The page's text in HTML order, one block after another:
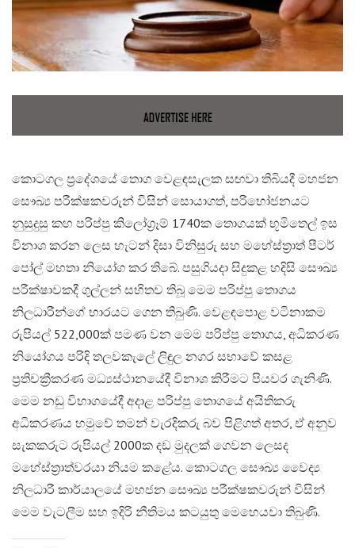
කොටගල ප්‍රදේශයේ තොග වෙළඳසැලක සඟවා තිබියදී මහජන
සෞඛ්‍ය පරීක්ෂකවරුන් විසින් සොයාගත්, පරිභෝජනයට
නුසුදුසු කහ පරිප්පු කිලෝග්‍රෑම් 1740ක තොගයක් භූමිතෙල් ඉස
විනාශ කරන ලෙස හැටන් දිසා විනිසුරු සහ මහේස්ත්‍රාත් පීටර්
පෝල් මහතා නියෝග කර තිබේ. පසුගියදා සිදුකළ හදිසි සෞඛ්‍ය
පරීක්ෂාවකදී ගුල්ලන් සහිතව තිබූ මෙම පරිප්පු තොගය
නිලධාරීන්ගේ භාරයට ගෙන තිබුණි. වෙළඳපොළ වටිනාකම
රුපියල් 522,000ක් පමණ වන මෙම පරිප්පු තොගය, අධිකරණ
නියෝගය පරිදි තලවකැලේ ලිඳුල නගර සභාවේ කසළ
ප්‍රතිචක්‍රීකරණ මධ්‍යස්ථානයේදී විනාශ කිරීමට පියවර ගැනිණි.​
මෙම නඩු විභාගයේදී අදාළ පරිප්පු තොගයේ අයිතිකරු
අධිකරණය හමුවේ තමන් වැරදිකරු බව පිළිගත් අතර, ඒ අනුව
සැකකරුට රුපියල් 2000ක දඩ මුදලක් ගෙවන ලෙසද
මහේස්ත්‍රාත්වරයා නියම කළේය. කොටගල සෞඛ්‍ය වෛද්‍ය
නිලධාරී කාර්යාලයේ මහජන සෞඛ්‍ය පරීක්ෂකවරුන් විසින්
මෙම වැටලීම සහ ඉදිරි නීතිමය කටයුතු මෙහෙයවා තිබුණි.